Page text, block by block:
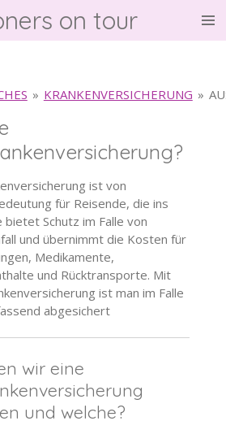
on tour
» KRANKENVERSICHERUNG »
ist von
für Reisende, die ins
bietet Schutz im Falle von
und übernimmt die Kosten für
Medikamente,
und Rücktransporte. Mit
ist man im Falle
abgesichert
wir eine
und welche?